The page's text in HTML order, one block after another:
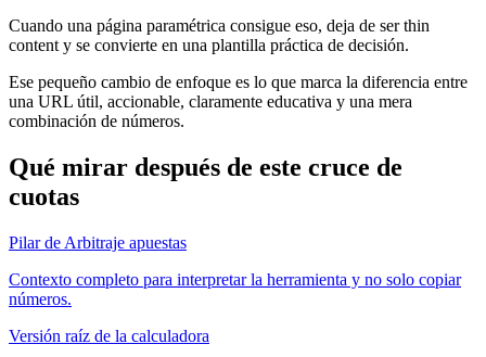
Cuando una página paramétrica consigue eso, deja de ser thin
content y se convierte en una plantilla práctica de decisión.
Ese pequeño cambio de enfoque es lo que marca la diferencia entre
una URL útil, accionable, claramente educativa y una mera
combinación de números.
Qué mirar después de este cruce de
cuotas
Pilar de Arbitraje apuestas
Contexto completo para interpretar la herramienta y no solo copiar
números.
Versión raíz de la calculadora